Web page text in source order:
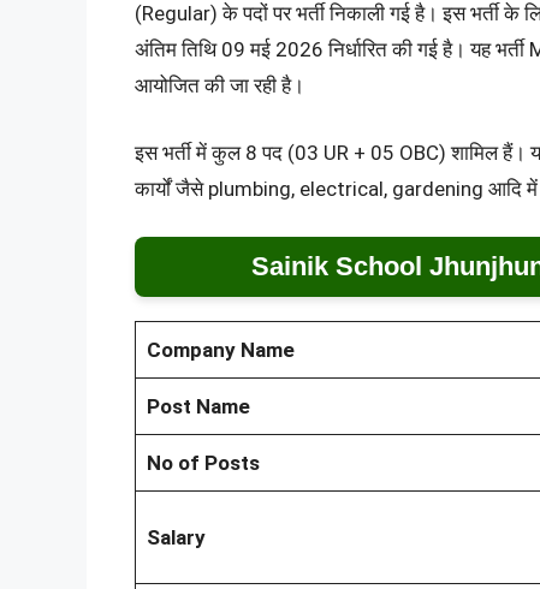
(Regular) के पदों पर भर्ती निकाली गई है। इस भर्ती
अंतिम तिथि 09 मई 2026 निर्धारित की गई है। यह
आयोजित की जा रही है।
इस भर्ती में कुल 8 पद (03 UR + 05 OBC) शामिल हैं।
कार्यों जैसे plumbing, electrical, gardening आदि
Sainik School
Company Name
Post Name
No of Posts
Salary